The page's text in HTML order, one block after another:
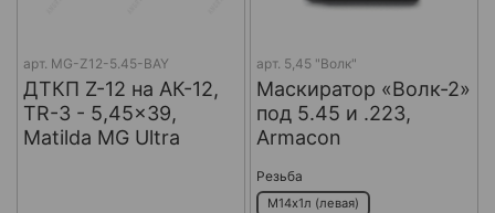
арт. MG-Z12-5.45-BAY
ДТКП Z-12 на АК-12,
TR-3 - 5,45x39,
Matilda MG Ultra
арт. 5,45 "Волк"
Маскиратор «Волк-2»
под 5.45 и .223,
Armacon
Резьба
М14х1л (левая)